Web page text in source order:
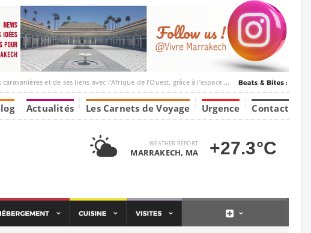
liens avec l’Afrique de l’Ouest, grâce à l’espace Marrakesh-Tumbuktu.
Actualités Les Carnets de Voyage Urgence Contact
WEATHER REPORT
MARRAKECH, MA +27.3°C